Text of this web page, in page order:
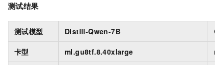
测试结果
测试模型 Distill-Qwen-7B
卡型 ml.gu8tf.8.40xlarge